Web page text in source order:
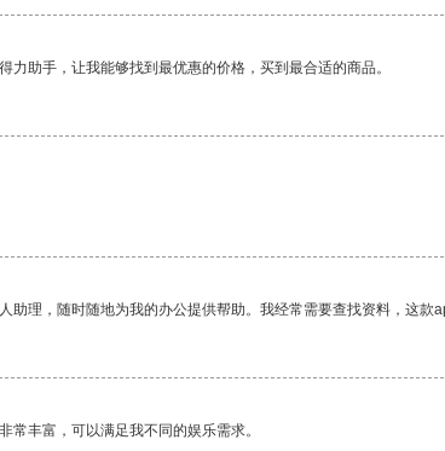
力助手，让我能够找到最优惠的价格，买到最合适的商品。
助理，随时随地为我的办公提供帮助。我经常需要查找资料，这款
常丰富，可以满足我不同的娱乐需求。